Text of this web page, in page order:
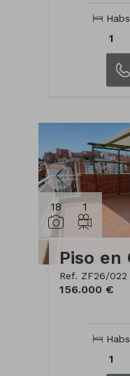
Habs
1
18 1
Ref. ZF26/022
156.000 €
Habs
1